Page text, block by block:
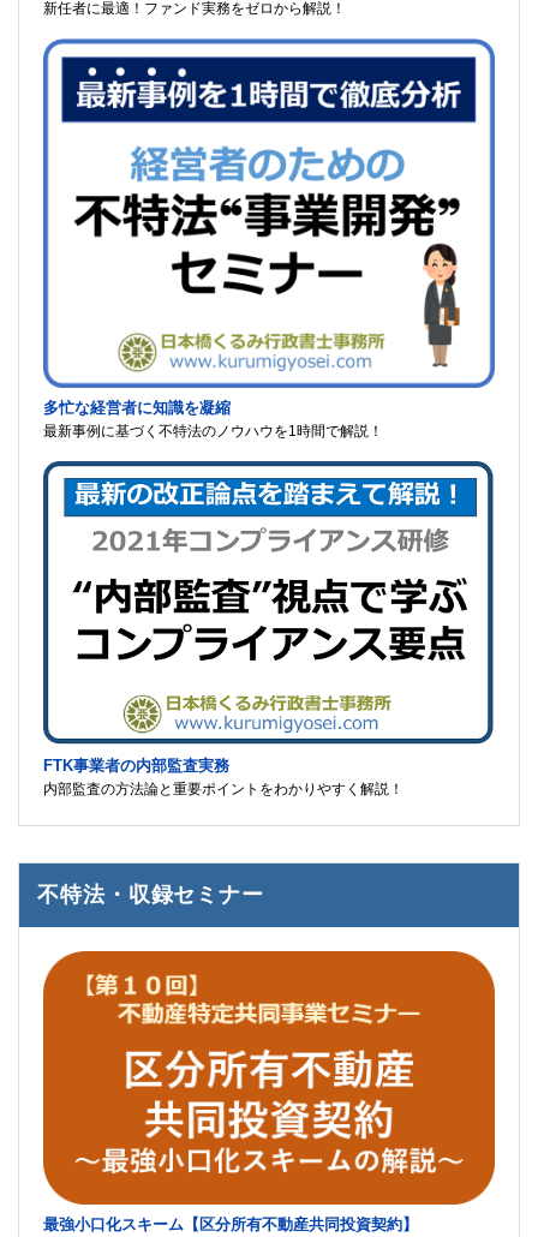
新任者に最適！ファンド実務をゼロから解説！
多忙な経営者に知識を凝縮
最新事例に基づく不特法のノウハウを1時間で解説！
FTK事業者の内部監査実務
内部監査の方法論と重要ポイントをわかりやすく解説！
不特法・収録セミナー
最強小口化スキーム【区分所有不動産共同投資契約】